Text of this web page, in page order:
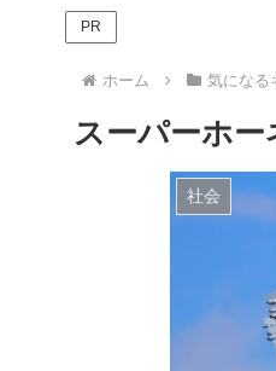
PR
ホーム 気になる
スーパーホー
社会